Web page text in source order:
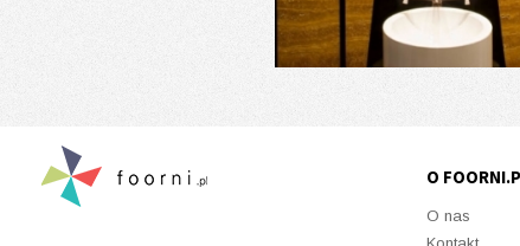
O
O nas